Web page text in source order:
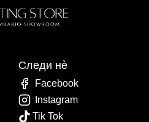
Следи нè
Facebook
Instagram
Tik Tok